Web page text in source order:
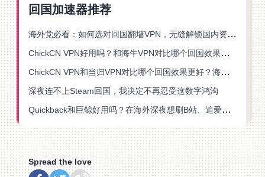
回国加速器推荐
海外党必看：如何选对回国翻墙VPN，无缝解锁国内资源？
ChickCN VPN好用吗？和海牛VPN对比哪个回国效果更好？
ChickCN VPN和当归VPN对比哪个回国效果更好？海外党亲测后选了它
深夜连不上Steam回国，我决定不再忍受这数字鸿沟
Quickback和巨鲸好用吗？在海外深夜想刷B站、追爱奇艺的你，或许正需要这份答案
Spread the love